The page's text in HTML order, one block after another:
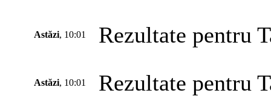
Astăzi, 10:01 Rezultate pentru
Astăzi, 10:01 Rezultate pentru